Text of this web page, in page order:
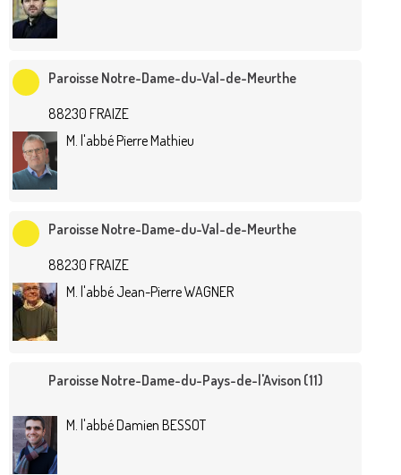
Paroisse Notre-Dame-du-Val-de-Meurthe
88230 FRAIZE
M. l'abbé Pierre Mathieu
Paroisse Notre-Dame-du-Val-de-Meurthe
88230 FRAIZE
M. l'abbé Jean-Pierre WAGNER
Paroisse Notre-Dame-du-Pays-de-l'Avison (11)
M. l'abbé Damien BESSOT